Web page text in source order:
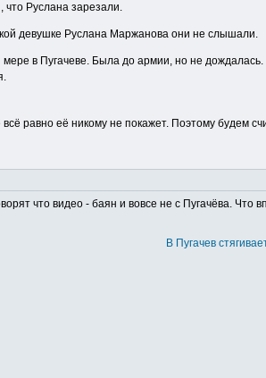
что Руслана зарезали.
девушке Руслана Маржанова они не слышали.
в Пугачеве. Была до армии, но не
равно её никому не покажет. Поэтому будем
что видео - баян и вовсе не с Пугачёва.
В Пугачев